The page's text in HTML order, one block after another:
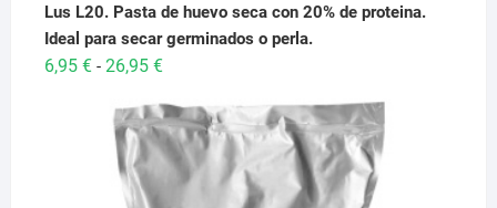
Lus L20. Pasta de huevo seca con 20% de proteina.
Ideal para secar germinados o perla.
6,95 € - 26,95 €Rango
precios:
desde
6,95 €